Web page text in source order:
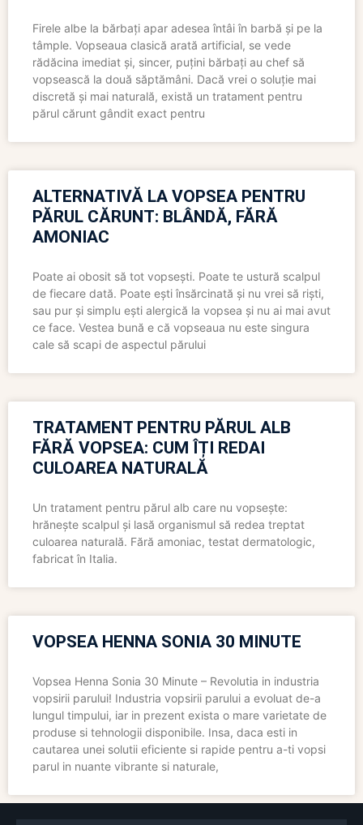
Firele albe la bărbați apar adesea întâi în barbă și pe la
tâmple. Vopseaua clasică arată artificial, se vede
rădăcina imediat și, sincer, puțini bărbați au chef să
vopsească la două săptămâni. Dacă vrei o soluție mai
discretă și mai naturală, există un tratament pentru
părul cărunt gândit exact pentru
ALTERNATIVĂ LA VOPSEA PENTRU
PĂRUL CĂRUNT: BLÂNDĂ, FĂRĂ
AMONIAC
Poate ai obosit să tot vopsești. Poate te ustură scalpul
de fiecare dată. Poate ești însărcinată și nu vrei să riști,
sau pur și simplu ești alergică la vopsea și nu ai mai avut
ce face. Vestea bună e că vopseaua nu este singura
cale să scapi de aspectul părului
TRATAMENT PENTRU PĂRUL ALB
FĂRĂ VOPSEA: CUM ÎȚI REDAI
CULOAREA NATURALĂ
Un tratament pentru părul alb care nu vopsește:
hrănește scalpul și lasă organismul să redea treptat
culoarea naturală. Fără amoniac, testat dermatologic,
fabricat în Italia.
VOPSEA HENNA SONIA 30 MINUTE
Vopsea Henna Sonia 30 Minute – Revolutia in industria
vopsirii parului! Industria vopsirii parului a evoluat de-a
lungul timpului, iar in prezent exista o mare varietate de
produse si tehnologii disponibile. Insa, daca esti in
cautarea unei solutii eficiente si rapide pentru a-ti vopsi
parul in nuante vibrante si naturale,